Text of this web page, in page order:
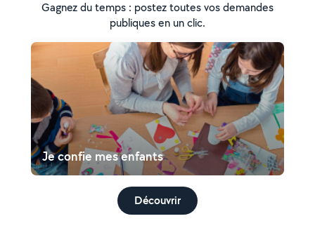
Gagnez du temps : postez toutes vos demandes
publiques en un clic.
Je confie mes enfants
Découvrir